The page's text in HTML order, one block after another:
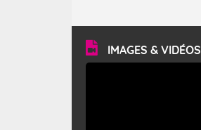
vitesse moyenne de 50
en rafales, parfois
du Rhône et la Provence et
méditerranéen à partir de la
IMAGES & VIDÉOS